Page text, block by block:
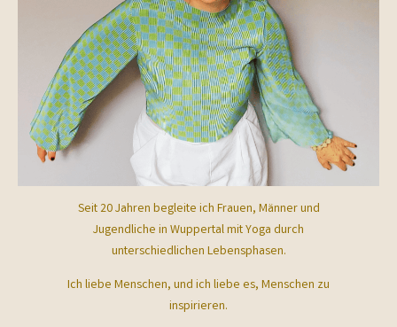
Seit 20 Jahren begleite ich Frauen, Männer und
Jugendliche in Wuppertal mit Yoga durch
unterschiedlichen Lebensphasen.
Ich liebe Menschen, und ich liebe es, Menschen zu
inspirieren.